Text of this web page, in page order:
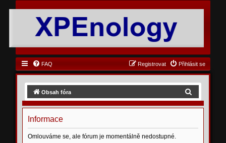
FAQ Přihlásit se
Registrovat
Obsah fóra
d
Informace
Omlouváme se, ale fórum je momentálně nedostupné.